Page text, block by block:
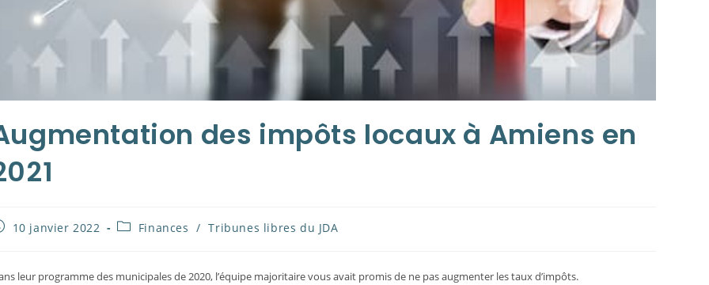
des impôts locaux à Amiens en
10 janvier 2022
PostFinances / Tribunes libres du JDA
leur programme des municipales de 2020, l’équipe majoritaire vous avait promis de ne pas augmenter les taux d’impôts.